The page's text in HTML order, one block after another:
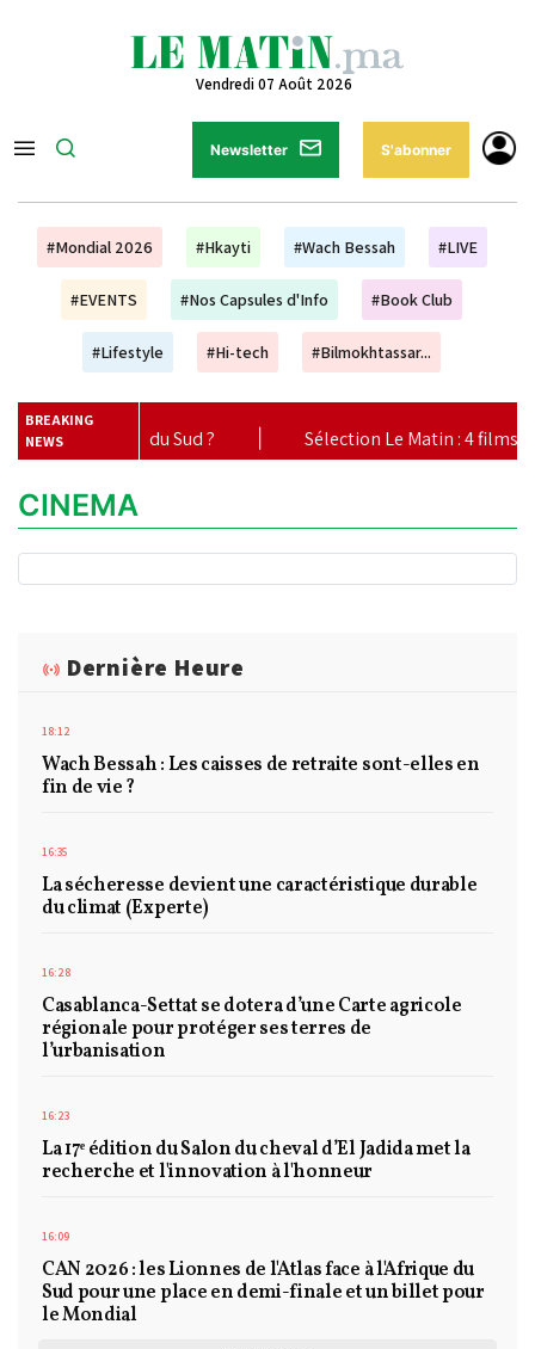
Vendredi 07 Août 2026
Newsletter S'abonner
#Mondial 2026 #Hkayti #Wach Bessah #LIVE
#EVENTS #Nos Capsules d'Info #Book Club
#Lifestyle #Hi-tech #Bilmokhtassar...
BREAKING
NEWSdu Sud ? | Sélection Le Matin : 4 films à ne pas
CINEMA
Dernière Heure
18:12
Wach Bessah : Les caisses de retraite sont-elles en
fin de vie ?
16:35
La sécheresse devient une caractéristique durable
du climat (Experte)
16:28
Casablanca-Settat se dotera d’une Carte agricole
régionale pour protéger ses terres de
l’urbanisation
16:23
La 17ᵉ édition du Salon du cheval d’El Jadida met la
recherche et l'innovation à l'honneur
16:09
CAN 2026 : les Lionnes de l'Atlas face à l'Afrique du
Sud pour une place en demi-finale et un billet pour
le Mondial